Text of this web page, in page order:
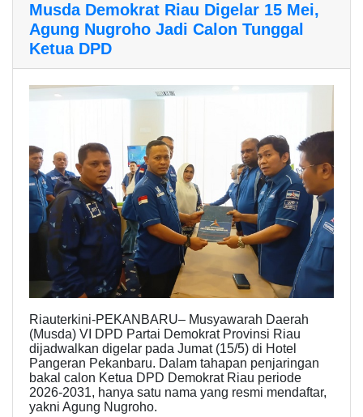
Musda Demokrat Riau Digelar 15 Mei,
Agung Nugroho Jadi Calon Tunggal
Ketua DPD
Riauterkini-PEKANBARU– Musyawarah Daerah
(Musda) VI DPD Partai Demokrat Provinsi Riau
dijadwalkan digelar pada Jumat (15/5) di Hotel
Pangeran Pekanbaru. Dalam tahapan penjaringan
bakal calon Ketua DPD Demokrat Riau periode
2026-2031, hanya satu nama yang resmi mendaftar,
yakni Agung Nugroho.